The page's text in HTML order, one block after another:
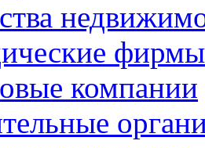
фирмы
компании